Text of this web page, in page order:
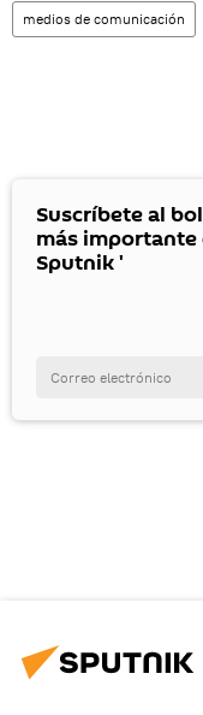
medios de comunicación
Suscríbete al
más importante
Sputnik '